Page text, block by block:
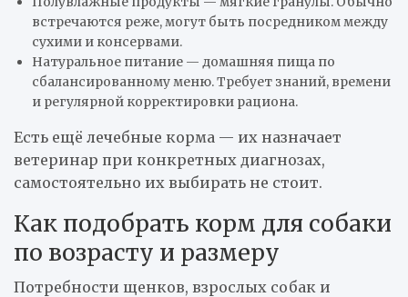
встречаются реже, могут быть посредником между
сухими и консервами.
Натуральное питание — домашняя пища по
сбалансированному меню. Требует знаний, времени
и регулярной корректировки рациона.
Есть ещё лечебные корма — их назначает
ветеринар при конкретных диагнозах,
самостоятельно их выбирать не стоит.
Как подобрать корм для собаки
по возрасту и размеру
Потребности щенков, взрослых собак и